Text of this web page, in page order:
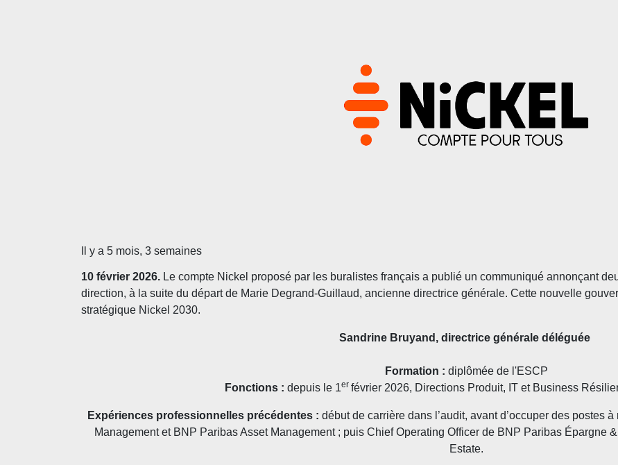
Il y a 5 mois, 3 semaines
10 février 2026. Le compte Nickel proposé par les buralistes français a publié un communiqué annonçant
direction, à la suite du départ de Marie Degrand-Guillaud, ancienne directrice générale. Cette nouvelle
stratégique Nickel 2030.
Sandrine Bruyand, directrice générale déléguée
Formation : diplômée de l'ESCP
Fonctions : depuis le 1er février 2026, Directions Produit, IT et Business
Expériences professionnelles précédentes : début de carrière dans l’audit, avant d’occuper des postes
Management et BNP Paribas Asset Management ; puis Chief Operating Officer de BNP Paribas Épargne
Estate.